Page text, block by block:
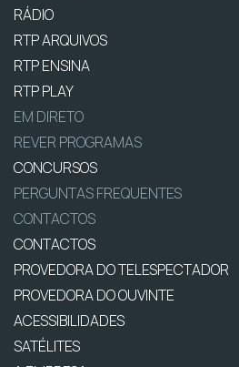
RÁDIO
RTP ARQUIVOS
RTP ENSINA
RTP PLAY
EM DIRETO
REVER PROGRAMAS
CONCURSOS
PERGUNTAS FREQUENTES
CONTACTOS
CONTACTOS
PROVEDORA DO TELESPECTADOR
PROVEDORA DO OUVINTE
ACESSIBILIDADES
SATÉLITES